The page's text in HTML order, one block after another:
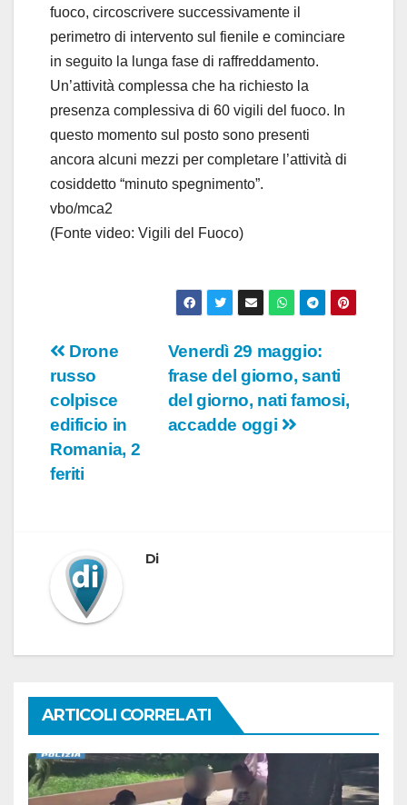
fuoco, circoscrivere successivamente il
perimetro di intervento sul fienile e cominciare
in seguito la lunga fase di raffreddamento.
Un’attività complessa che ha richiesto la
presenza complessiva di 60 vigili del fuoco. In
questo momento sul posto sono presenti
ancora alcuni mezzi per completare l’attività di
cosiddetto “minuto spegnimento”.
vbo/mca2
(Fonte video: Vigili del Fuoco)
Navigazione
articoli
Venerdì 29 maggio:
frase del giorno, santi
del giorno, nati famosi,
accadde oggi
Drone
russo
colpisce
edificio in
Romania, 2
feriti
Di
ARTICOLI CORRELATI